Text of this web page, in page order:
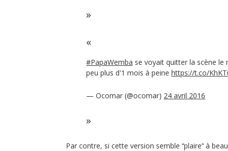
#PapaWemba se voyait quitter la scène le
peu plus d'1 mois à peine https://t.co/
— Ocomar (@ocomar) 24 avril 2016
Par contre, si cette version semble ‘‘plaire’‘ à